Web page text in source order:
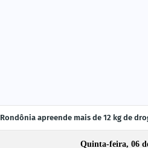
Rondônia apreende mais de 12 kg de
Quinta-feira, 06